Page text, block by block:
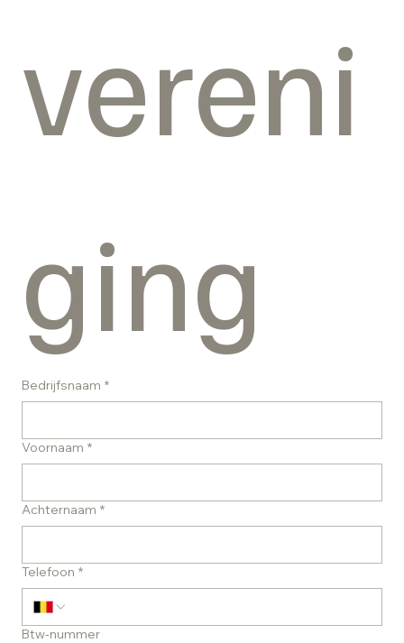
vereni
ging
Bedrijfsnaam *
Voornaam *
Achternaam *
Telefoon *
Btw-nummer